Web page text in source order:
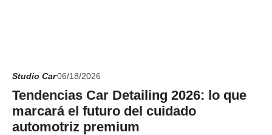
Studio Car06/18/2026
Tendencias Car Detailing 2026: lo que
marcará el futuro del cuidado
automotriz premium